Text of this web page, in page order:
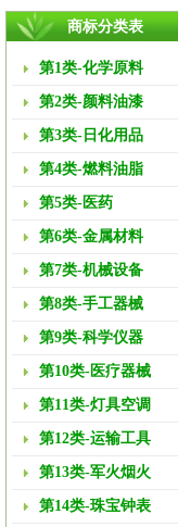
商标分类表
第1类-化学原料
第2类-颜料油漆
第3类-日化用品
第4类-燃料油脂
第5类-医药
第6类-金属材料
第7类-机械设备
第8类-手工器械
第9类-科学仪器
第10类-医疗器械
第11类-灯具空调
第12类-运输工具
第13类-军火烟火
第14类-珠宝钟表